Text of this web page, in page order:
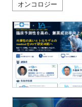
オンコロジー